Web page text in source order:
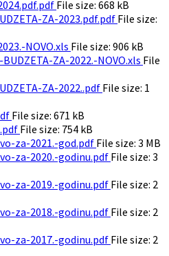
File size: 668 kB
ZA-2023.pdf.pdfFile size:
NOVO.xls File size: 906 kB
ZA-2022.-NOVO.xls File
ZA-2022..pdf File size: 1
File size: 671 kB
File size: 754 kB
za-2021.-god.pdf File size: 3 MB
za-2020.-godinu.pdfFile size: 3
za-2019.-godinu.pdfFile size: 2
za-2018.-godinu.pdfFile size: 2
za-2017.-godinu.pdfFile size: 2